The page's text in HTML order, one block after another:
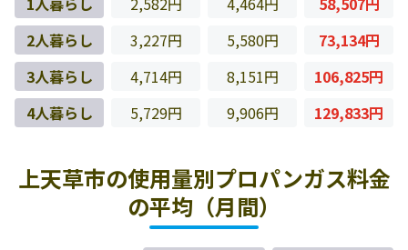
2人暮らし
3,227円 5,580円
73,134円
3人暮らし
4,714円 8,151円
106,825円
4人暮らし
5,729円 9,906円 129,833円
上天草市の使用量別プロパンガス料金
の平均（月間）